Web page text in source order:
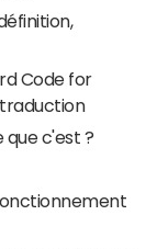
Code for
c'est ?